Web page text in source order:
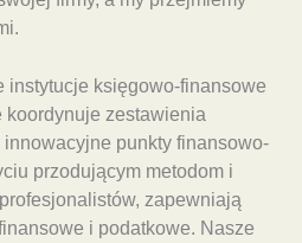
instytucje księgowo-finansowe
koordynuje zestawienia
punkty finansowo-
przodującym metodom i
zapewniają
i podatkowe. Nasze